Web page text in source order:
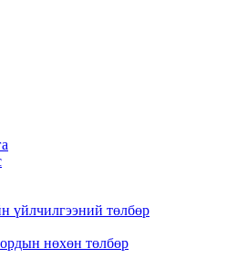
үйлчилгээний төлбөр
нөхөн төлбөр